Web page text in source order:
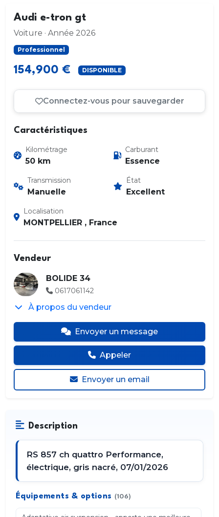
Audi e-tron gt
Voiture · Année 2026
Professionnel
154,900 € DISPONIBLE
Connectez-vous pour sauvegarder
Caractéristiques
Kilométrage
50 km
Carburant
Essence
Transmission
Manuelle
État
Excellent
Localisation
MONTPELLIER , France
Vendeur
BOLIDE 34
0617061142
À propos du vendeur
Envoyer un message
Appeler
Envoyer un email
Description
RS 857 ch quattro Performance,
électrique, gris nacré, 07/01/2026
Équipements & options (106)